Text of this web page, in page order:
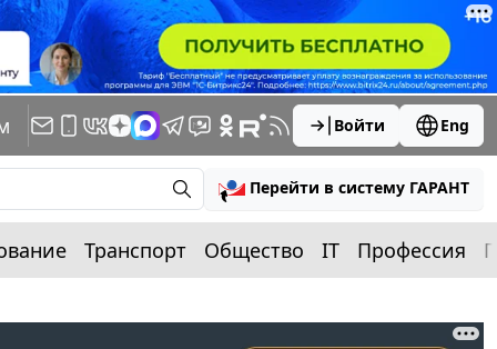
Войти Eng
Перейти в систему ГАРАНТ
Транспорт Общество IT Профессия